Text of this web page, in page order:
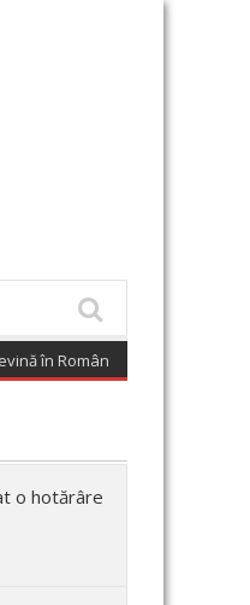
România (August 7, 2026 6:02
o hotărâre